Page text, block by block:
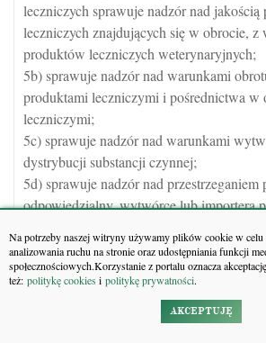
Na potrzeby naszej witryny używamy plików cookie w celu
analizowania ruchu na stronie oraz udostępniania funkcji
społecznościowych.Korzystanie z portalu oznacza akceptację
też: politykę cookiesi politykę prywatności.
AKCEPTUJĘ
leczniczych sprawuje nadzór nad
leczniczych znajdujących się w obrocie, z
produktów leczniczych weterynaryjnych;
5b) sprawuje nadzór nad warunkami
produktami leczniczymi i pośrednictwa w
leczniczymi;
5c) sprawuje nadzór nad warunkami
dystrybucji substancji czynnej;
5d) sprawuje nadzór nad przestrzeganiem
odpowiedzialny, wytwórcę lub importera
polegającą na prowadzeniu hurtowni
obowiązków w zakresie weryfikacji
niepowtarzalnego identyfikatora, o którym
lit. a rozporządzenia nr 2016/161, oraz